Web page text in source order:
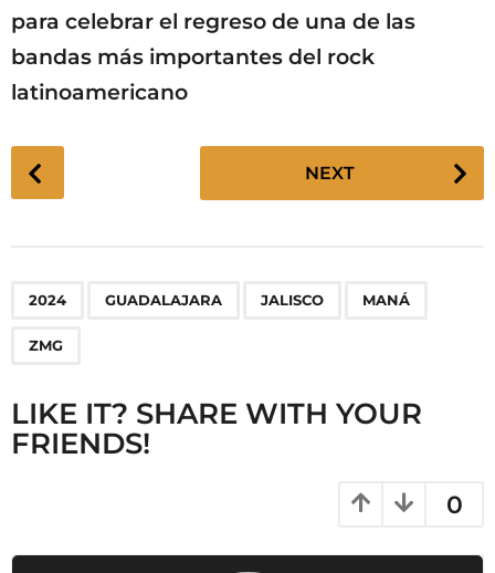
para celebrar el regreso de una de las
bandas más importantes del rock
latinoamericano
P
o
g
n
a
t
n
NEXT
2024 GUADALAJARA JALISCO MANÁ
ZMG
LIKE IT? SHARE WITH YOUR
FRIENDS!
0